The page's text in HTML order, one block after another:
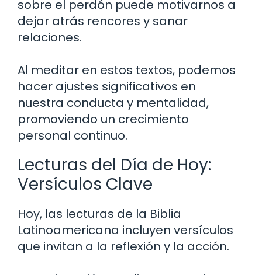
sobre el perdón puede motivarnos a
dejar atrás rencores y sanar
relaciones.
Al meditar en estos textos, podemos
hacer ajustes significativos en
nuestra conducta y mentalidad,
promoviendo un crecimiento
personal continuo.
Lecturas del Día de Hoy:
Versículos Clave
Hoy, las lecturas de la Biblia
Latinoamericana incluyen versículos
que invitan a la reflexión y la acción.